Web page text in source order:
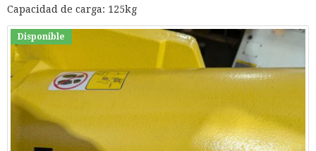
Capacidad de carga: 125kg
Disponible